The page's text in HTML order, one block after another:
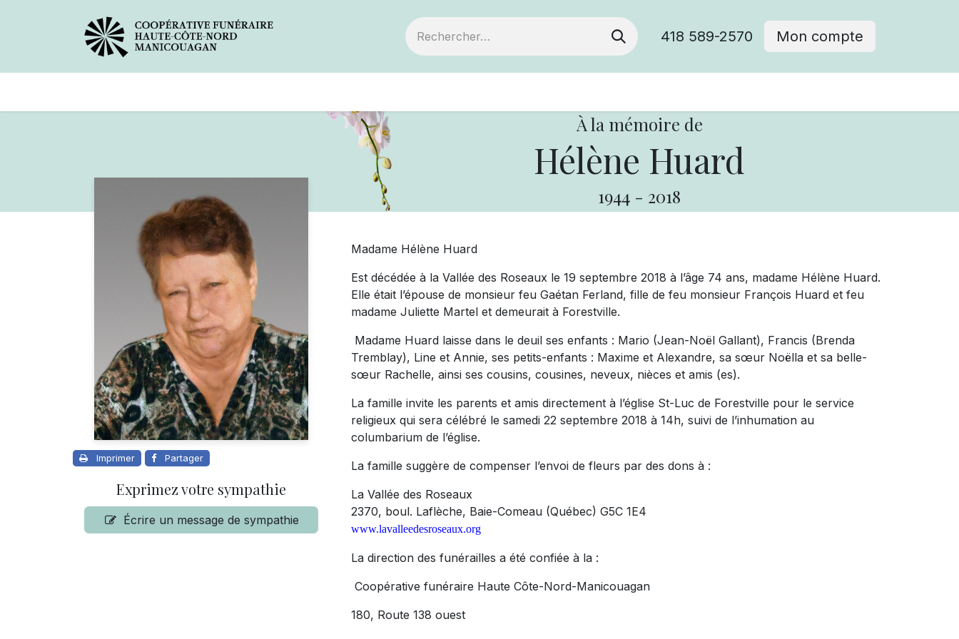
418 589-2570 Mon compte
À la mémoire de
Hélène Huard
1944 - 2018
Imprimer Partager
Exprimez votre sympathie
Écrire un message de sympathie
Madame Hélène Huard
Est décédée à la Vallée des Roseaux le 19 septembre 2018 à l’âge 74 ans, madame Hélène Huard.
Elle était l’épouse de monsieur feu Gaétan Ferland, fille de feu monsieur François Huard et feu
madame Juliette Martel et demeurait à Forestville.
Madame Huard laisse dans le deuil ses enfants : Mario (Jean-Noël Gallant), Francis (Brenda
Tremblay), Line et Annie, ses petits-enfants : Maxime et Alexandre, sa sœur Noëlla et sa belle-
sœur Rachelle, ainsi ses cousins, cousines, neveux, nièces et amis (es).
La famille invite les parents et amis directement à l’église St-Luc de Forestville pour le service
religieux qui sera célébré le samedi 22 septembre 2018 à 14h, suivi de l’inhumation au
columbarium de l’église.
La famille suggère de compenser l’envoi de fleurs par des dons à :
La Vallée des Roseaux
2370, boul. Laflèche, Baie-Comeau (Québec) G5C 1E4
www.lavalleedesroseaux.org
La direction des funérailles a été confiée à la :
Coopérative funéraire Haute Côte-Nord-Manicouagan
180, Route 138 ouest